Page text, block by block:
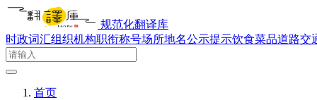
规范化翻译库
时政词汇组织机构职衔称号场所地名公示提示饮食菜品道路交
首页